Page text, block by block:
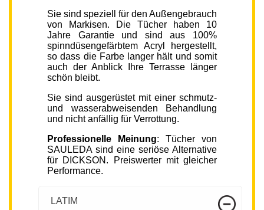
Sie sind speziell für den Außengebrauch
von Markisen. Die Tücher haben 10
Jahre Garantie und sind aus 100%
spinndüsengefärbtem Acryl hergestellt,
so dass die Farbe langer hält und somit
auch der Anblick Ihre Terrasse länger
schön bleibt.
Sie sind ausgerüstet mit einer schmutz-
und wasserabweisenden Behandlung
und nicht anfällig für Verrottung.
Professionelle Meinung: Tücher von
SAULEDA sind eine seriöse Alternative
für DICKSON. Preiswerter mit gleicher
Performance.
LATIM